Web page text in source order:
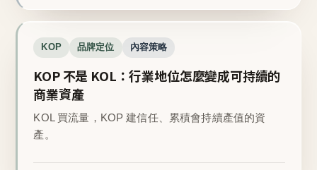
KOP 品牌定位 內容策略
KOP 不是 KOL：行業地位怎麼變成可持續的
商業資產
KOL 買流量，KOP 建信任、累積會持續產值的資
產。